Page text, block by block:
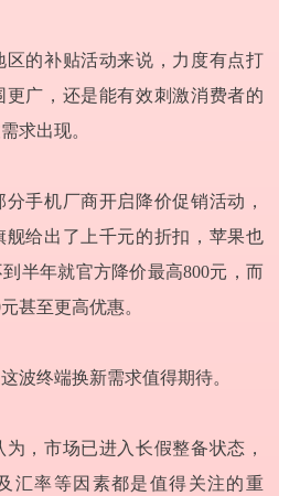
区的补贴活动来说，力度有点打
更广，还是能有效刺激消费者的
求出现。
手机厂商开启降价促销活动，
舰给出了上千元的折扣，苹果也
半年就官方降价最高800元，而
甚至更高优惠。
波终端换新需求值得期待。
，市场已进入长假整备状态，
汇率等因素都是值得关注的重